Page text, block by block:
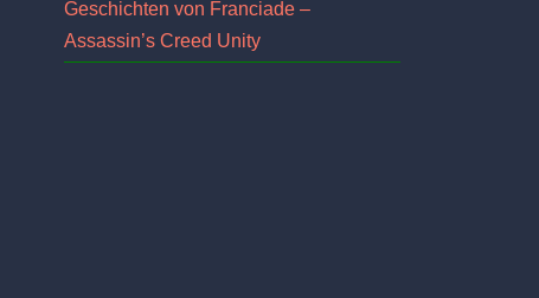
Geschichten von Franciade –
Assassin’s Creed Unity